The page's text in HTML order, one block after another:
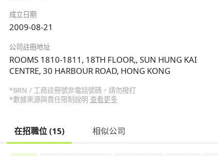
成立日期
2009-08-21
公司註冊地址
ROOMS 1810-1811, 18TH FLOOR,, SUN HUNG KAI
CENTRE, 30 HARBOUR ROAD, HONG KONG
*BRN / 工商註冊號非電話號碼，請勿撥打
*數據來源與責任限制說明 查看更多
在招職位 (15) 相似公司